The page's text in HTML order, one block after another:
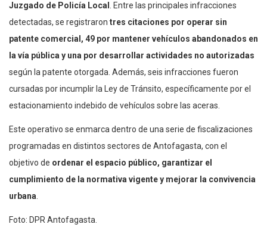
Juzgado de Policía Local
. Entre las principales infracciones
detectadas, se registraron tres citaciones por operar sin
patente comercial, 49 por mantener vehículos abandonados en
la vía pública y una por desarrollar actividades no autorizadas
según la patente otorgada. Además, seis infracciones fueron
cursadas por incumplir la Ley de Tránsito, específicamente por el
estacionamiento indebido de vehículos sobre las aceras.
Este operativo se enmarca dentro de una serie de fiscalizaciones
programadas en distintos sectores de Antofagasta, con el
objetivo de ordenar el espacio público, garantizar el
cumplimiento de la normativa vigente y mejorar la convivencia
urbana
Foto: DPR Antofagasta.